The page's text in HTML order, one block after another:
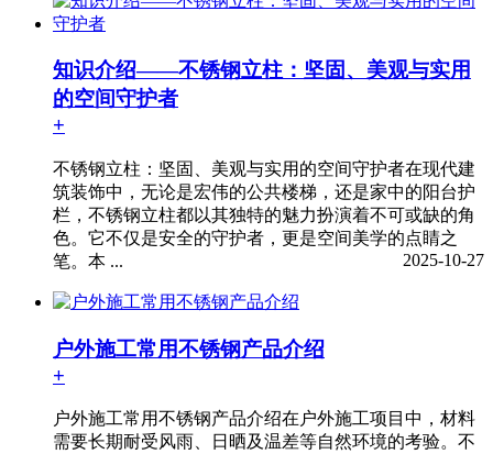
知识介绍——不锈钢立柱：坚固、美观与实用
的空间守护者
+
不锈钢立柱：坚固、美观与实用的空间守护者在现代建
筑装饰中，无论是宏伟的公共楼梯，还是家中的阳台护
栏，不锈钢立柱都以其独特的魅力扮演着不可或缺的角
色。它不仅是安全的守护者，更是空间美学的点睛之
笔。本 ...
2025-10-27
户外施工常用不锈钢产品介绍
+
户外施工常用不锈钢产品介绍在户外施工项目中，材料
需要长期耐受风雨、日晒及温差等自然环境的考验。不